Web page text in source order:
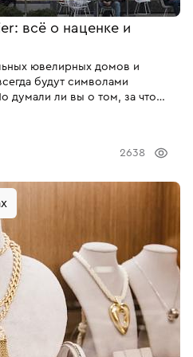
всё о наценке и
ювелирных домов и
будут символами
думали ли вы о том, за что
Чаще всего цена
На примере всемирно
почему в комиссионных
украшения можно
2638